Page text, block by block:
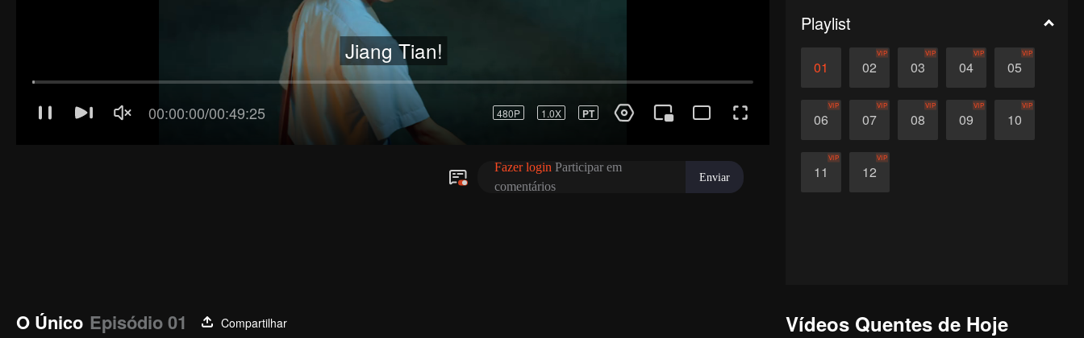
Playlist
01 02
VIP
03
VIP
04
VIP
05
VIP
06
VIP
07
VIP
08
VIP
09
VIP
10
VIP
11
VIP
12
VIP
O Único Episódio 01
Compartilhar
Vídeos Quentes de Hoje